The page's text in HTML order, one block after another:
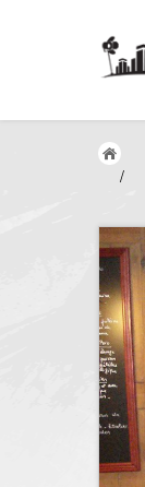
/